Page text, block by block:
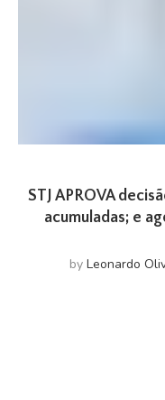
STJ APROVA
acumuladas; e
by Leonardo